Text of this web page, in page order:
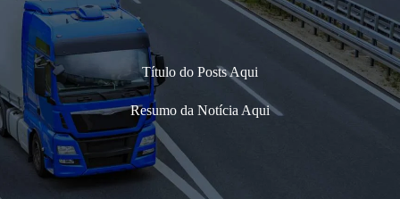
Título do Posts Aqui
Resumo da Notícia Aqui